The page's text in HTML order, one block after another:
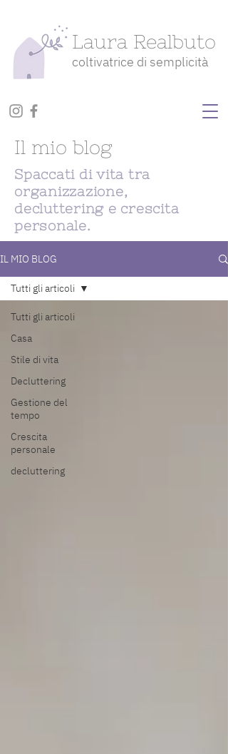
Laura Realbuto
coltivatrice di semplicità
Il mio blog
Spaccati di vita tra
organizzazione,
decluttering e crescita
personale.
IL MIO BLOG
Tutti gli articoli
Casa
Stile di vita
Decluttering
Gestione del
tempo
Crescita
personale
decluttering
Tutti gli articoli